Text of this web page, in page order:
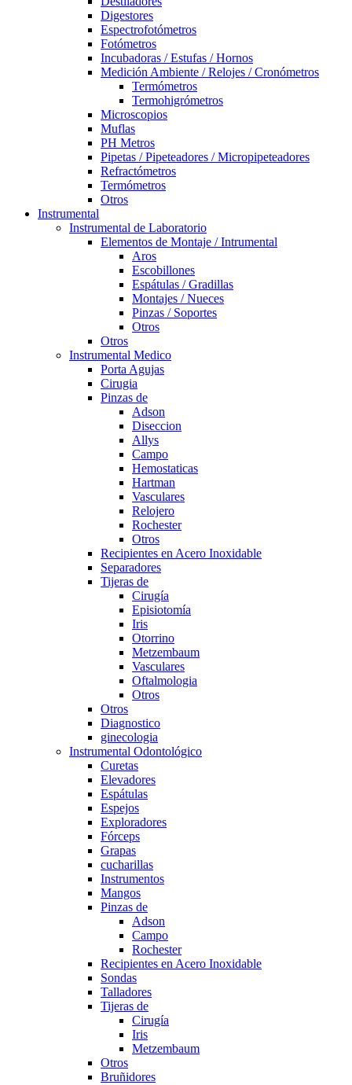
Digestores
Espectrofotómetros
Fotómetros
Incubadoras / Estufas / Hornos
Medición Ambiente / Relojes / Cronómetros
Termómetros
Termohigrómetros
Microscopios
Muflas
PH Metros
Pipetas / Pipeteadores / Micropipeteadores
Refractómetros
Termómetros
Otros
Instrumental
Instrumental de Laboratorio
Elementos de Montaje / Intrumental
Aros
Escobillones
Espátulas / Gradillas
Montajes / Nueces
Pinzas / Soportes
Otros
Otros
Instrumental Medico
Porta Agujas
Cirugia
Pinzas de
Adson
Diseccion
Allys
Campo
Hemostaticas
Hartman
Vasculares
Relojero
Rochester
Otros
Recipientes en Acero Inoxidable
Separadores
Tijeras de
Cirugía
Episiotomía
Iris
Otorrino
Metzembaum
Vasculares
Oftalmologia
Otros
Otros
Diagnostico
ginecologia
Instrumental Odontológico
Curetas
Elevadores
Espátulas
Espejos
Exploradores
Fórceps
Grapas
cucharillas
Instrumentos
Mangos
Pinzas de
Adson
Campo
Rochester
Recipientes en Acero Inoxidable
Sondas
Talladores
Tijeras de
Cirugía
Iris
Metzembaum
Otros
Bruñidores